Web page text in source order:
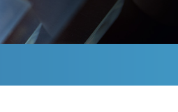
| Security
Media